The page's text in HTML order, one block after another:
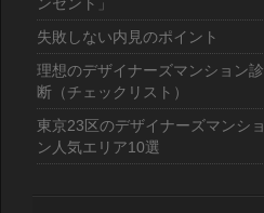
失敗しない内見のポイント
理想のデザイナーズマンション診
断（チェックリスト）
東京23区のデザイナーズマンショ
ン人気エリア10選